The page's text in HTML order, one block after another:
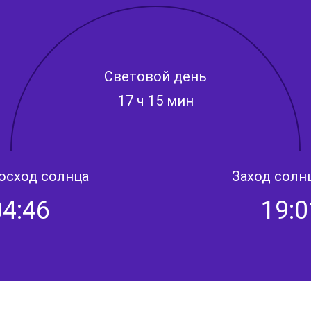
Световой день
17 ч 15 мин
солнца Заход